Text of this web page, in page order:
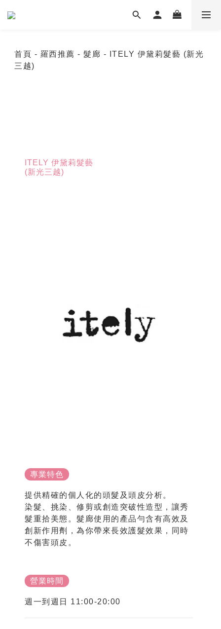
首頁 - 羅西推薦 - 髮廊 - ITELY 伊黛莉髮藝 (新光
三越)
ITELY 伊黛莉髮藝
(新光三越)
專業特色
提供精確的個人化的頭髮及頭皮分析。
染髮、挑染、修剪或創造突破性造型，讓秀
髮重拾美態。髮廊使用的產品勻含有高效及
創新作用劑，為你帶來長效護髮效果，同時
不傷害頭皮。
營業時間
週一到週日 11:00-20:00